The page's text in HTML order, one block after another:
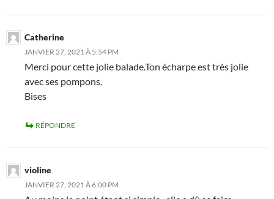
Catherine
JANVIER 27, 2021 À 5:54 PM
Merci pour cette jolie balade.Ton écharpe est très jolie
avec ses pompons.
Bises
RÉPONDRE
violine
JANVIER 27, 2021 À 6:00 PM